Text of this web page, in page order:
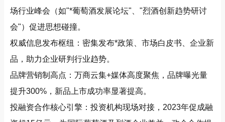
场行业峰会（如"*葡萄酒发展论坛"、"烈酒创新趋势研讨
会"）促进思想碰撞。
权威信息发布枢纽：密集发布*政策、市场白皮书、企业新
品，助力企业研判行业趋势。
品牌营销制高点：万商云集+媒体高度聚焦，品牌曝光量
提升300%，新品上市成功率显著提高。
投融资合作核心引擎：投资机构现场对接，2023年促成融